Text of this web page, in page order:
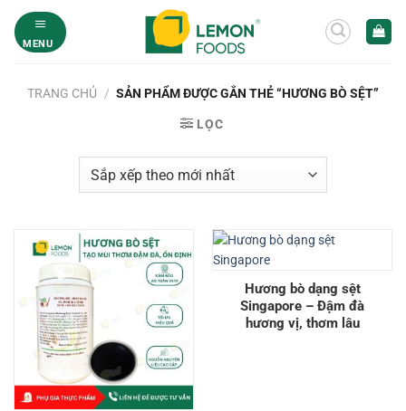
qua
MENU
TRANG CHỦ / SẢN PHẨM ĐƯỢC GẮN THẺ “HƯƠNG BÒ SỆT”
LỌC
Hương bò dạng sệt
Singapore – Đậm đà
hương vị, thơm lâu